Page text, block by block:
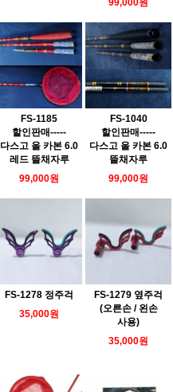
99,000원
FS-1185
할인판매-----
다스고 올 카본 6.0
레드 뜰채자루
99,000원
FS-1040
할인판매-----
다스고 올 카본 6.0
뜰채자루
99,000원
FS-1278 정주걱
35,000원
FS-1279 옆주걱
(오른손 / 왼손
사용)
35,000원